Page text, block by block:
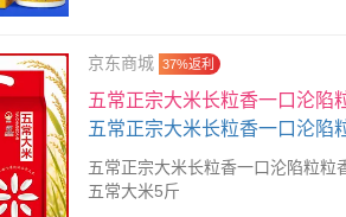
京东商城 37%返利
五常正宗大米长粒香一口沦陷
标标准）五常大米5斤
五常正宗大米长粒香一口沦陷粒粒
五常大米5斤